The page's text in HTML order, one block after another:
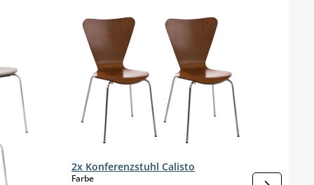
2x Konferenzstuhl Calisto
Farbeauswählen